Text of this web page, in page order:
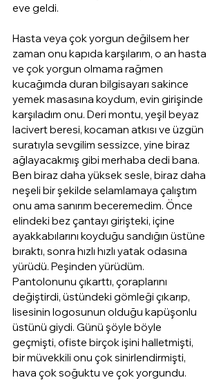
eve geldi.
Hasta veya çok yorgun değilsem her
zaman onu kapıda karşılarım, o an hasta
ve çok yorgun olmama rağmen
kucağımda duran bilgisayarı sakince
yemek masasına koydum, evin girişinde
karşıladım onu. Deri montu, yeşil beyaz
lacivert beresi, kocaman atkısı ve üzgün
suratıyla sevgilim sessizce, yine biraz
ağlayacakmış gibi merhaba dedi bana.
Ben biraz daha yüksek sesle, biraz daha
neşeli bir şekilde selamlamaya çalıştım
onu ama sanırım beceremedim. Önce
elindeki bez çantayı girişteki, içine
ayakkabılarını koyduğu sandığın üstüne
bıraktı, sonra hızlı hızlı yatak odasına
yürüdü. Peşinden yürüdüm.
Pantolonunu çıkarttı, çoraplarını
değiştirdi, üstündeki gömleği çıkarıp,
lisesinin logosunun olduğu kapüşonlu
üstünü giydi. Günü şöyle böyle
geçmişti, ofiste birçok işini halletmişti,
bir müvekkili onu çok sinirlendirmişti,
hava çok soğuktu ve çok yorgundu.